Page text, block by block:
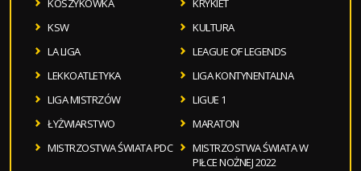
KOSZYKÓWKA
KRYKIET
KSW
KULTURA
LA LIGA
LEAGUE OF LEGENDS
LEKKOATLETYKA
LIGA KONTYNENTALNA
LIGA MISTRZÓW
LIGUE 1
ŁYŻWIARSTWO
MARATON
MISTRZOSTWA ŚWIATA PDC
MISTRZOSTWA ŚWIATA W
PIŁCE NOŻNEJ 2022